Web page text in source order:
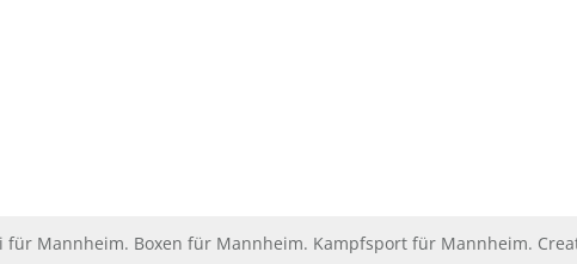
für Mannheim. Boxen für Mannheim. Kampfsport für Mannheim.